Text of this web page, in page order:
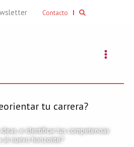
Contacto Search
tu carrera?
e identificar tus competencias
al nuevo horizonte?